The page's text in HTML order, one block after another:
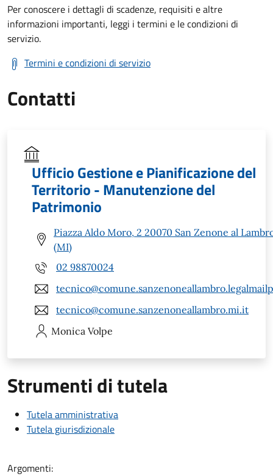
Per conoscere i dettagli di scadenze, requisiti e altre
informazioni importanti, leggi i termini e le condizioni di
servizio.
Termini e condizioni di servizio
Contatti
Ufficio Gestione e Pianificazione del
Territorio - Manutenzione del
Patrimonio
Piazza Aldo Moro, 2 20070 San Zenone al
(MI)
02 98870024
tecnico@comune.sanzenoneallambro.mi.it
Monica Volpe
Strumenti di tutela
Tutela amministrativa
Tutela giurisdizionale
Argomenti: